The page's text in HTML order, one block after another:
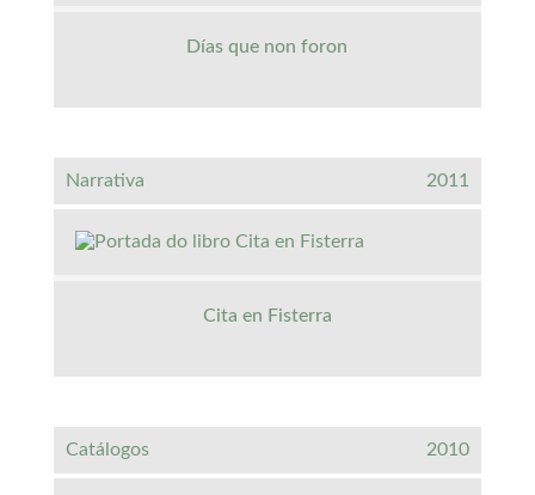
Días que non foron
Narrativa 2011
Cita en Fisterra
Catálogos 2010